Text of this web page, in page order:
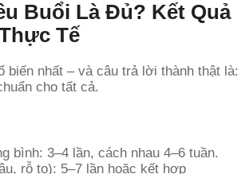
Buổi Là Đủ? Kết Quả
Tế
biến nhất – và câu trả lời thành thật là:
cho tất cả.
bình: 3–4 lần, cách nhau 4–6 tuần.
rỗ to): 5–7 lần hoặc kết hợp